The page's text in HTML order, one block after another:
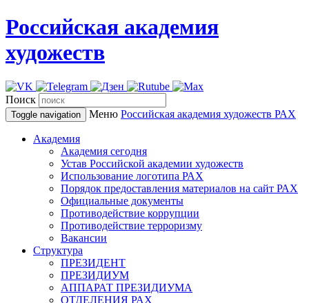
Российская академия
художеств
Поиск
Toggle navigation Меню Российская академия художеств РАХ
Академия
Академия сегодня
Устав Российской академии художеств
Использование логотипа РАХ
Порядок предоставления материалов на сайт РАХ
Официальные документы
Противодействие коррупции
Противодействие терроризму
Вакансии
Структура
ПРЕЗИДЕНТ
ПРЕЗИДИУМ
АППАРАТ ПРЕЗИДИУМА
ОТДЕЛЕНИЯ РАХ